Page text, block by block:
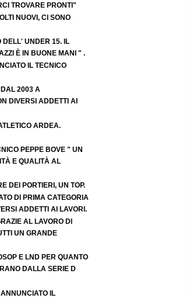
TROVARE PRONTI"
NUOVI, CI SONO
DELL' UNDER 15. IL
È IN BUONE MANI " .
IL TECNICO
DAL 2003 A
DIVERSI ADDETTI AI
ARDEA.
PEPPE BOVE " UN
E QUALITÀ AL
DEI PORTIERI, UN TOP.
DI PRIMA CATEGORIA
ADDETTI AI LAVORI.
AL LAVORO DI
UN GRANDE
E LND PER QUANTO
DALLA SERIE D
IL